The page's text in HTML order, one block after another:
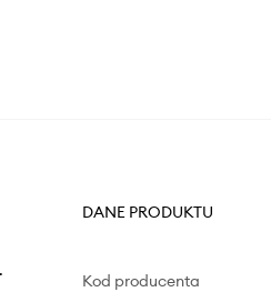
DANE PRODUKTU
Kod producenta